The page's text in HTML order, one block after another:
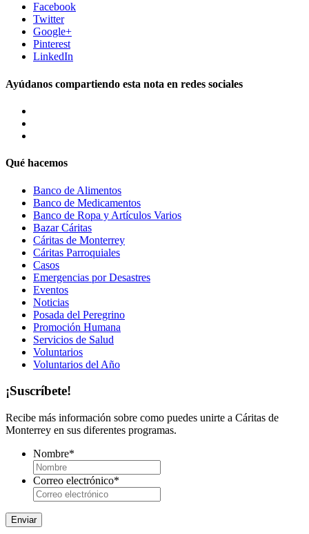
Facebook
Twitter
Google+
Pinterest
LinkedIn
Ayúdanos compartiendo esta nota en redes sociales
Qué hacemos
Banco de Alimentos
Banco de Medicamentos
Banco de Ropa y Artículos Varios
Bazar Cáritas
Cáritas de Monterrey
Cáritas Parroquiales
Casos
Emergencias por Desastres
Eventos
Noticias
Posada del Peregrino
Promoción Humana
Servicios de Salud
Voluntarios
Voluntarios del Año
¡Suscríbete!
Recibe más información sobre como puedes unirte a Cáritas de
Monterrey en sus diferentes programas.
Nombre*
Correo electrónico*